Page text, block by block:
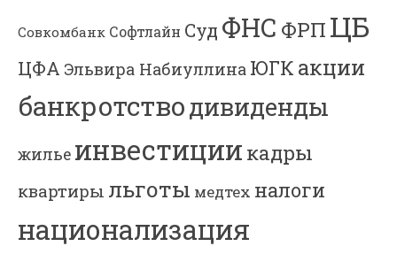
Совкомбанк Софтлайн Суд ФНС ФРП ЦБ
ЦФА Эльвира Набиуллина ЮГК акции
банкротстводивиденды
жилье инвестиции кадры
квартиры льготы медтех налоги
национализация